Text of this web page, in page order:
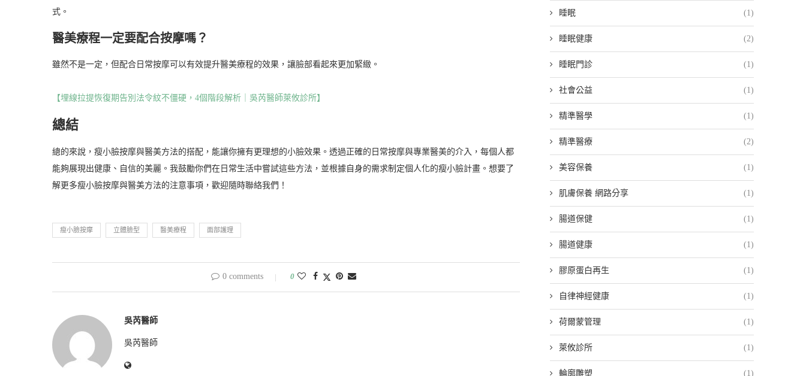
式。
醫美療程一定要配合按摩嗎？
雖然不是一定，但配合日常按摩可以有效提升醫美療程的效果，讓臉部看起來更加緊緻。
【埋線拉提恢復期告別法令紋不僵硬，4個階段解析｜吳芮醫師萊攸診所】
總結
總的來說，瘦小臉按摩與醫美方法的搭配，能讓你擁有更理想的小臉效果。透過正確的日常按摩與專業醫美的介入，每個人都
能夠展現出健康、自信的美麗。我鼓勵你們在日常生活中嘗試這些方法，並根據自身的需求制定個人化的瘦小臉計畫。想要了
解更多瘦小臉按摩與醫美方法的注意事項，歡迎隨時聯絡我們！
瘦小臉按摩 立體臉型 醫美療程 面部護理
0 comments 0
吳芮醫師
吳芮醫師
睡眠 (1)
睡眠健康 (2)
睡眠門診 (1)
社會公益 (1)
精準醫學 (1)
精準醫療 (2)
美容保養 (1)
肌膚保養 網路分享 (1)
腸道保健 (1)
腸道健康 (1)
膠原蛋白再生 (1)
自律神經健康 (1)
荷爾蒙管理 (1)
萊攸診所 (1)
輪廓雕塑 (1)